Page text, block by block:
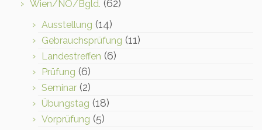
Wien/NÖ/Bgld. (62)
Ausstellung (14)
Gebrauchsprüfung (11)
Landestreffen (6)
Prüfung (6)
Seminar (2)
Übungstag (18)
Vorprüfung (5)